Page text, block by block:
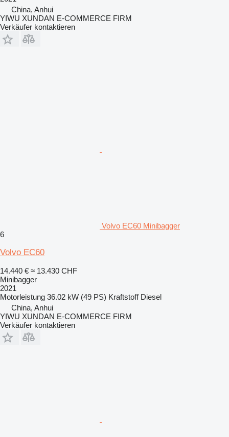
China, Anhui
YIWU XUNDAN E-COMMERCE FIRM
Verkäufer kontaktieren
Volvo EC60 Minibagger
6
Volvo EC60
14.440 € ≈ 13.430 CHF
Minibagger
2021
Motorleistung 36.02 kW (49 PS) Kraftstoff Diesel
China, Anhui
YIWU XUNDAN E-COMMERCE FIRM
Verkäufer kontaktieren